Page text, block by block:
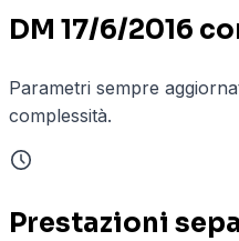
DM 17/6/2016
Parametri sempre
complessità.
Prestazioni